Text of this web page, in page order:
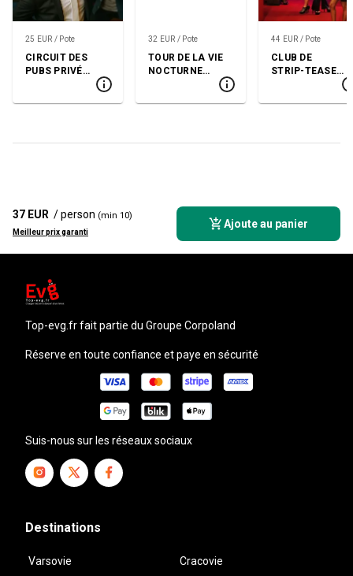
25 EUR / Pote
CIRCUIT DES
PUBS PRIVÉ
32 EUR / Pote
TOUR DE LA VIE
NOCTURNE
44 EUR / Pote
CLUB DE
STRIP-TEASE
37 EUR / person (min 10)
Meilleur prix garanti
Ajoute au panier
top-evg.frfait partie du Groupe Corpoland
Réserve en toute confiance et paye en sécurité
Suis-nous sur les réseaux sociaux
Destinations
Varsovie
Cracovie